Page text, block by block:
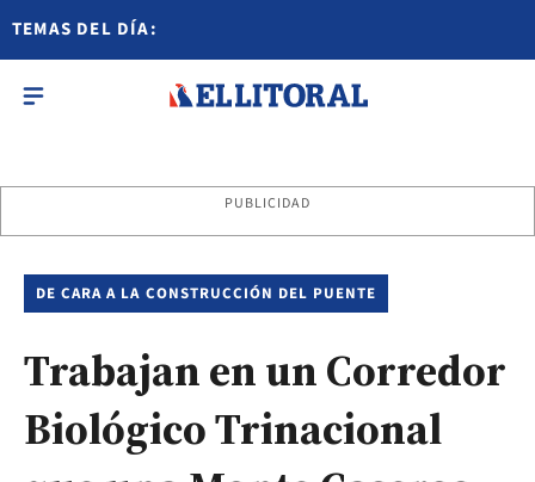
TEMAS DEL DÍA:
PUBLICIDAD
DE CARA A LA CONSTRUCCIÓN DEL PUENTE
Trabajan en un Corredor
Biológico Trinacional